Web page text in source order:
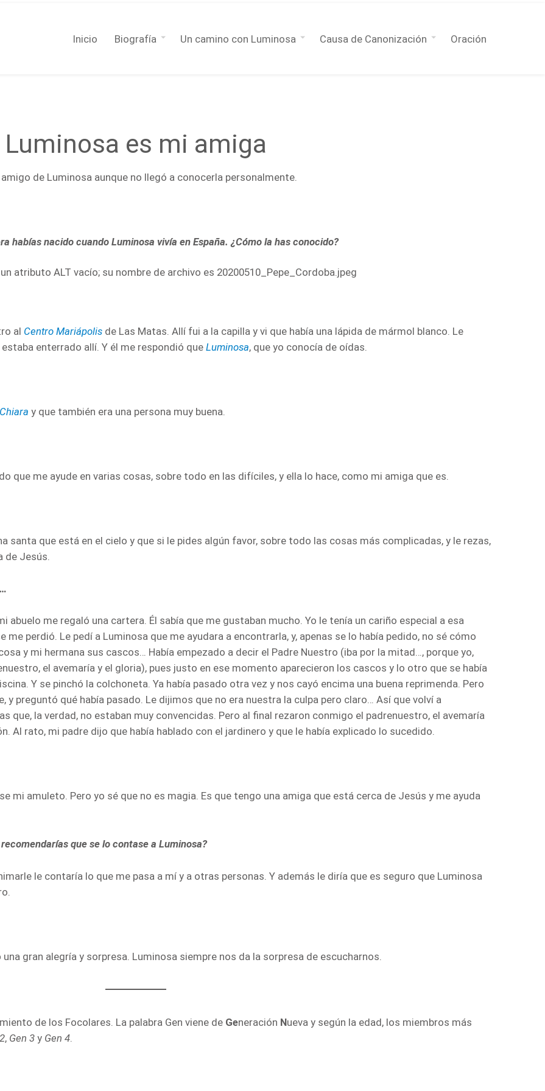
Inicio Biografía Un camino con Luminosa Causa de Canonización Oración
Luminosa es mi amiga
de Luminosa aunque no llegó a conocerla personalmente.
habías nacido cuando Luminosa vivía en España. ¿Cómo la has conocido?
al Centro Mariápolis de Las Matas. Allí fui a la capilla y vi que había una lápida de mármol blanco. Le
enterrado allí. Y él me respondió queLuminosa, que yo conocía de oídas.
Chiaray que también era una persona muy buena.
que me ayude en varias cosas, sobre todo en las difíciles, y ella lo hace, como mi amiga que es.
santa que está en el cielo y que si le pides algún favor, sobre todo las cosas más complicadas, y le rezas,
de Jesús.
abuelo me regaló una cartera. Él sabía que me gustaban mucho. Yo le tenía un cariño especial a esa
me perdió. Le pedí a Luminosa que me ayudara a encontrarla, y, apenas se lo había pedido, no sé cómo
y mi hermana sus cascos… Había empezado a decir el Padre Nuestro (iba por la mitad…, porque yo,
el avemaría y el gloria), pues justo en ese momento aparecieron los cascos y lo otro que se había
Y se pinchó la colchoneta. Ya había pasado otra vez y nos cayó encima una buena reprimenda. Pero
y preguntó qué había pasado. Le dijimos que no era nuestra la culpa pero claro… Así que volví a
que, la verdad, no estaban muy convencidas. Pero al final rezaron conmigo el padrenuestro, el avemaría
Al rato, mi padre dijo que había hablado con el jardinero y que le había explicado lo sucedido.
mi amuleto. Pero yo sé que no es magia. Es que tengo una amiga que está cerca de Jesús y me ayuda
que se lo contase a Luminosa?
le contaría lo que me pasa a mí y a otras personas. Y además le diría que es seguro que Luminosa
gran alegría y sorpresa. Luminosa siempre nos da la sorpresa de escucharnos.
de los Focolares. La palabra Gen viene de Generación Nueva y según la edad, los miembros más
, Gen 3 y Gen 4